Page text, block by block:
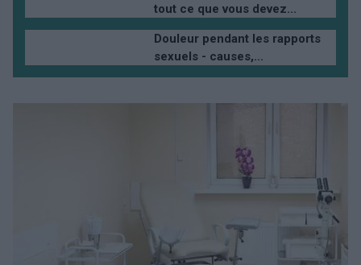
tout ce que vous devez...
Douleur pendant les rapports
sexuels - causes,...